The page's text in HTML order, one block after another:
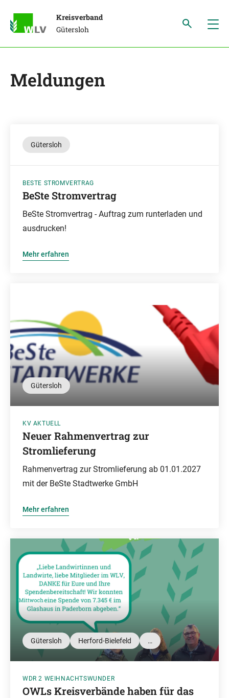
Kreisverband
Gütersloh
Meldungen
Gütersloh
BESTE STROMVERTRAG
BeSte Stromvertrag
BeSte Stromvertrag - Auftrag zum runterladen und
ausdrucken!
Mehr erfahren
Gütersloh
KV AKTUELL
Neuer Rahmenvertrag zur
Stromlieferung
Rahmenvertrag zur Stromlieferung ab 01.01.2027
mit der BeSte Stadtwerke GmbH
Mehr erfahren
Gütersloh Herford-Bielefeld …
WDR 2 WEIHNACHTSWUNDER
OWLs Kreisverbände haben für das